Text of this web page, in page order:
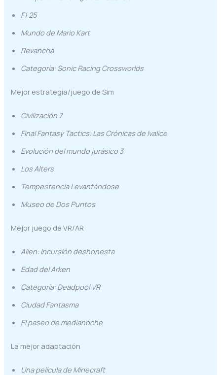
F1 25
Mundo de Mario Kart
Revancha
Categoría: Sonic Racing Crossworlds
Mejor estrategia/juego de Sim
Civilización 7
Final Fantasy Tactics: Las Crónicas de Ivalice
Evolución del mundo jurásico 3
Los Alters
Tempestencia Levantándose
Museo de Dos Puntos
Mejor juego de VR/AR
Alien: Incursión deshonesta
Edad del Arken
Categoría: Deadpool VR
Ciudad Fantasma
El paseo de medianoche
La mejor adaptación
Una película de Minecraft